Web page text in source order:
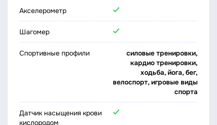
Акселерометр
Шагомер
Спортивные профили
силовые тренировки,
кардио тренировки,
ходьба, йога, бег,
велоспорт, игровые виды
спорта
Датчик насыщения крови
кислородом